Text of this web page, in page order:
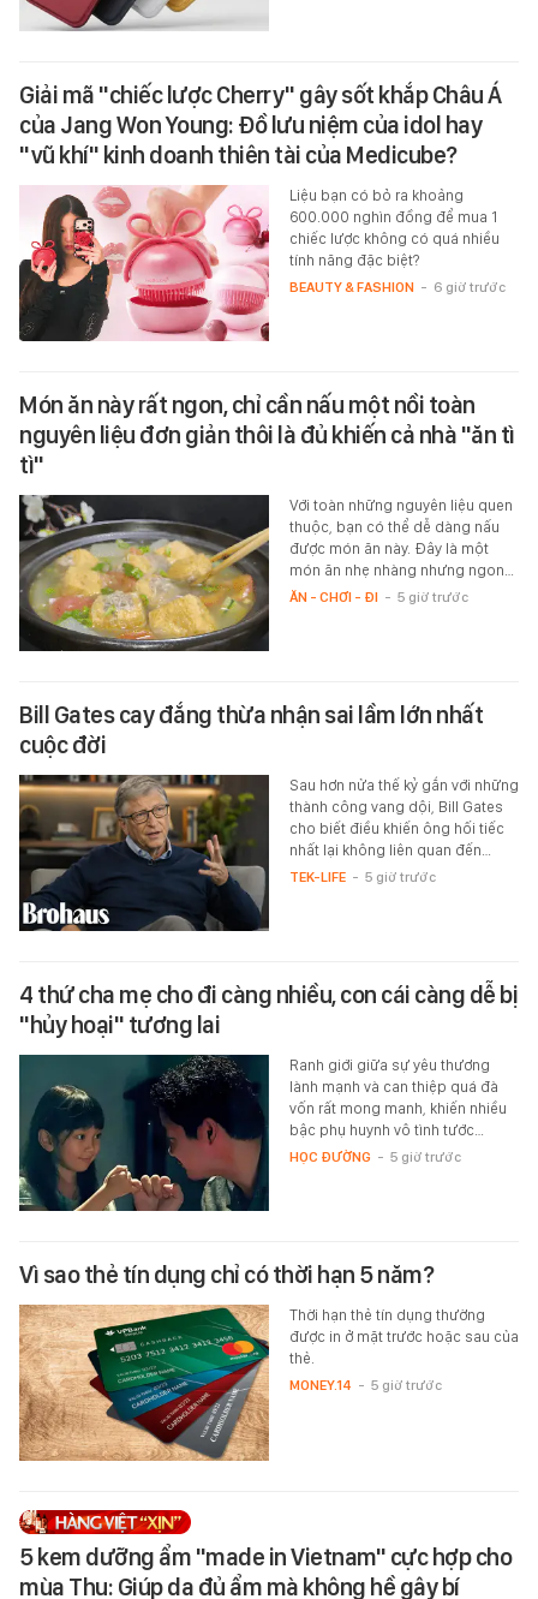
Giải mã "chiếc lược Cherry" gây sốt khắp Châu Á
của Jang Won Young: Đồ lưu niệm của idol hay
"vũ khí" kinh doanh thiên tài của Medicube?
Liệu bạn có bỏ ra khoảng
600.000 nghìn đồng để mua 1
chiếc lược không có quá nhiều
tính năng đặc biệt?
BEAUTY & FASHION - 6 giờ trước
Món ăn này rất ngon, chỉ cần nấu một nồi toàn
nguyên liệu đơn giản thôi là đủ khiến cả nhà "ăn tì
tì"
Với toàn những nguyên liệu quen
thuộc, bạn có thể dễ dàng nấu
được món ăn này. Đây là một
món ăn nhẹ nhàng nhưng ngon…
ĂN - CHƠI - ĐI - 5 giờ trước
Bill Gates cay đắng thừa nhận sai lầm lớn nhất
cuộc đời
Sau hơn nửa thế kỷ gắn với những
thành công vang dội, Bill Gates
cho biết điều khiến ông hối tiếc
nhất lại không liên quan đến…
TEK-LIFE - 5 giờ trước
4 thứ cha mẹ cho đi càng nhiều, con cái càng dễ bị
"hủy hoại" tương lai
Ranh giới giữa sự yêu thương
lành mạnh và can thiệp quá đà
vốn rất mong manh, khiến nhiều
bậc phụ huynh vô tình tước…
HỌC ĐƯỜNG - 5 giờ trước
Vì sao thẻ tín dụng chỉ có thời hạn 5 năm?
Thời hạn thẻ tín dụng thường
được in ở mặt trước hoặc sau của
thẻ.
MONEY.14 - 5 giờ trước
5 kem dưỡng ẩm "made in Vietnam" cực hợp cho
mùa Thu: Giúp da đủ ẩm mà không hề gây bí